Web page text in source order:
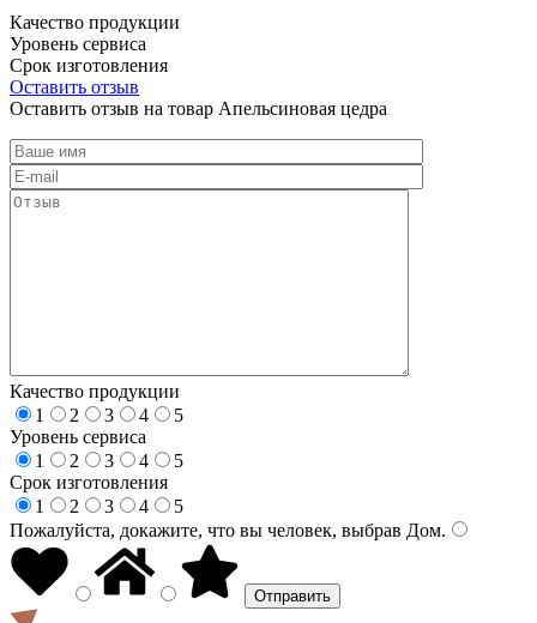
Качество продукции
Уровень сервиса
Срок изготовления
Оставить отзыв
Оставить отзыв на товар Апельсиновая цедра
Качество продукции
1
2 3 4
5
Уровень сервиса
1
2 3 4
5
Срок изготовления
1
2 3 4
5
Пожалуйста, докажите, что вы человек, выбрав Дом.